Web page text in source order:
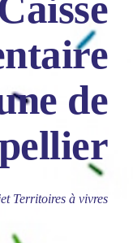
de
Territoires à vivres